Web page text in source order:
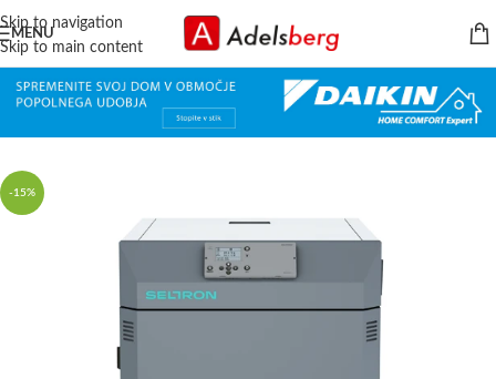
Skip to navigation
Skip to main content
MENU
-15%